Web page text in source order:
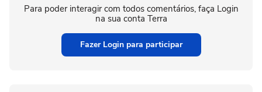
Para poder interagir com todos comentários, faça Login
na sua conta Terra
Fazer Login para participar